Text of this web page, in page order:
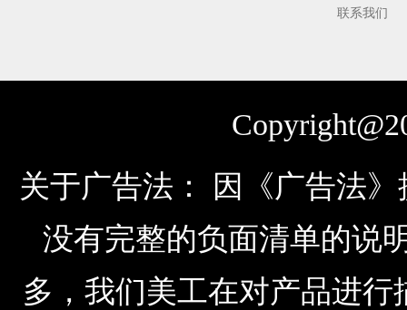
联系我们
关于广告法： 因《广告法
没有完整的负面清单的说
多，我们美工在对产品进